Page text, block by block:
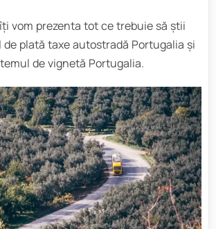
vom prezenta tot ce trebuie să știi
plată taxe autostradă Portugalia și
de vignetă Portugalia.